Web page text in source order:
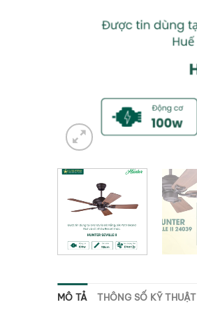
MÔ TẢ THÔNG SỐ KỸ THUẬT